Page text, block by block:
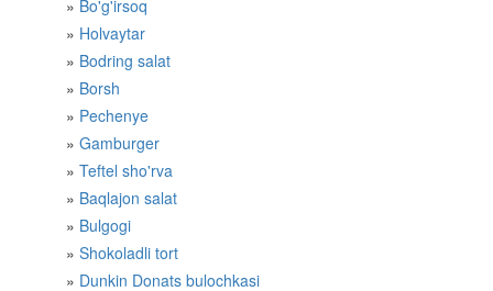
Bo'g'irsoq
Holvaytar
Bodring salat
Borsh
Pechenye
Gamburger
Teftel sho'rva
Baqlajon salat
Bulgogi
Shokoladli tort
Dunkin Donats bulochkasi